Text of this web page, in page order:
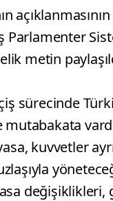
metin
sürecinde
kuvvetler
değişiklikleri,